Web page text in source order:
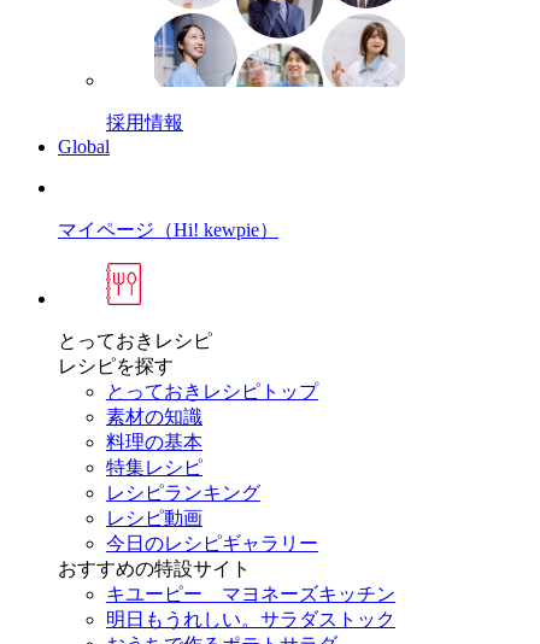
採用情報
Global
マイページ（Hi! kewpie）
とっておきレシピ
レシピを探す
とっておきレシピトップ
素材の知識
料理の基本
特集レシピ
レシピランキング
レシピ動画
今日のレシピギャラリー
おすすめの特設サイト
キユーピー マヨネーズキッチン
明日もうれしい。サラダストック